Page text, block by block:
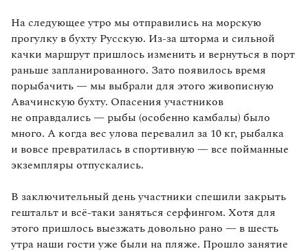
На следующее утро мы отправились на морскую
прогулку в бухту Русскую. Из‑за шторма и сильной
качки маршрут пришлось изменить и вернуться в порт
раньше запланированного. Зато появилось время
порыбачить — мы выбрали для этого живописную
Авачинскую бухту. Опасения участников
не оправдались — рыбы (особенно камбалы) было
много. А когда вес улова перевалил за 10 кг, рыбалка
и вовсе превратилась в спортивную — все пойманные
экземпляры отпускались.
В заключительный день участники спешили закрыть
гештальт и всё-таки заняться серфингом. Хотя для
этого пришлось выезжать довольно рано — в шесть
утра наши гости уже были на пляже. Прошло занятие